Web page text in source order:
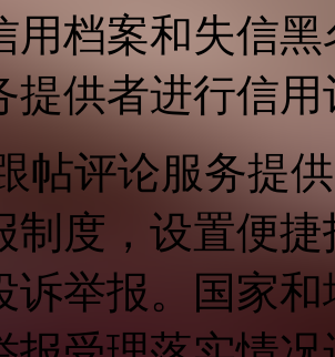
用档案和失信
提供者进行信用
帖评论服务提
制度，设置便
诉举报。国家